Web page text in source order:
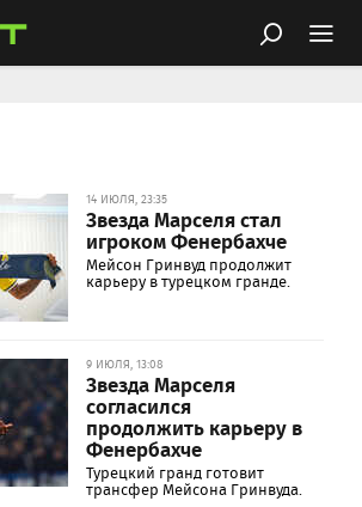
14 ИЮЛЯ, 23:35
Звезда Марселя стал
игроком Фенербахче
Мейсон Гринвуд продолжит
карьеру в турецком гранде.
9 ИЮЛЯ, 13:08
Звезда Марселя
согласился
продолжить карьеру в
Фенербахче
Турецкий гранд готовит
трансфер Мейсона Гринвуда.